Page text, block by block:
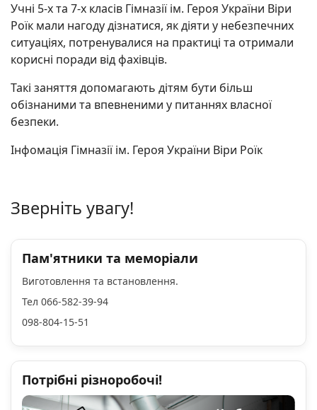
Учні 5-х та 7-х класів Гімназії ім. Героя України Віри
Роїк мали нагоду дізнатися, як діяти у небезпечних
ситуаціях, потренувалися на практиці та отримали
корисні поради від фахівців.
Такі заняття допомагають дітям бути більш
обізнаними та впевненими у питаннях власної
безпеки.
Інфомація Гімназії ім. Героя України Віри Роїк
Зверніть увагу!
Пам'ятники та меморіали
Виготовлення та встановлення.
Тел 066-582-39-94
098-804-15-51
Потрібні різноробочі!